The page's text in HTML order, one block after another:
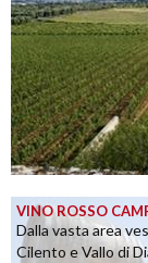
VINO ROSSO
Dalla vasta area
Cilento e Vallo di